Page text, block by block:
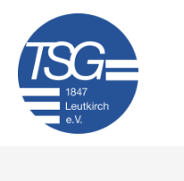
Inhalt
springen